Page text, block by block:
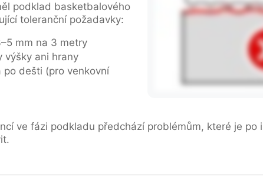
podklad basketbalového
toleranční požadavky:
mm na 3 metry
výšky ani hrany
dešti (pro venkovní
ve fázi podkladu předchází problémům, které je po